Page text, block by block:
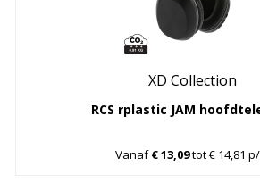
XD Collection
RCS rplastic JAM
Vanaf€ 13,09tot € 14,81